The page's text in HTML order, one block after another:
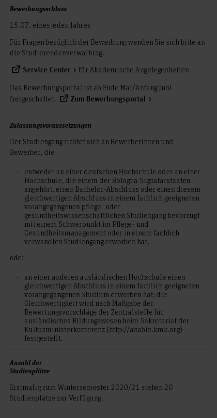
Bewerbungsschluss
15.07. eines jeden Jahres
Für Fragen bezüglich der Bewerbung wenden Sie sich bitte an
die Studierendenverwaltung.
Service Center
für Akademische Angelegenheiten
Das Bewerbungsportal ist ab Ende Mai/Anfang Juni
freigeschaltet.
Zum Bewerbungsportal
Zulassungsvoraussetzungen
Der Studiengang richtet sich an Bewerberinnen und
Bewerber, die
entweder an einer deutschen Hochschule oder an einer
Hochschule, die einem der Bologna-Signatarstaaten
angehört, einen Bachelor-Abschluss oder einen diesem
gleichwertigen Abschluss in einem fachlich geeigneten
vorangegangenen pflege- oder
gesundheitswissenschaftlichen Studiengang bevorzugt
mit einem Schwerpunkt im Pflege- und
Gesundheitsmanagement oder in einem fachlich
verwandten Studiengang erworben hat,
oder
an einer anderen ausländischen Hochschule einen
gleichwertigen Abschluss in einem fachlich geeigneten
vorangegangenen Studium erworben hat; die
Gleichwertigkeit wird nach Maßgabe der
Bewertungsvorschläge der Zentralstelle für
ausländisches Bildungswesen beim Sekretariat der
Kultusministerkonferenz (http://anabin.kmk.org)
festgestellt.
Anzahl der
Studienplätze
Erstmalig zum Wintersemester 2020/21 stehen 20
Studienplätze zur Verfügung.